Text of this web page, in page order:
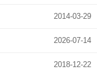
2014-03-29
2026-07-14
2018-12-22